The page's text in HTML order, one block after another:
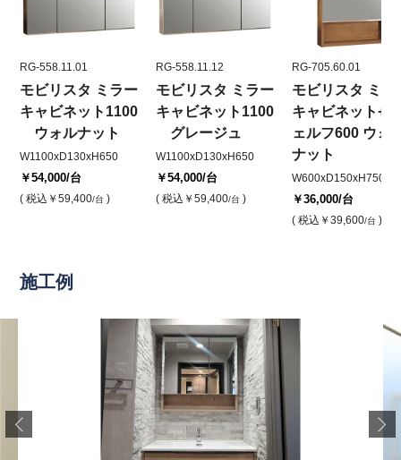
RG-558.11.01
モビリスタ ミラー
キャビネット1100
ウォルナット
W1100xD130xH650
￥54,000/台
( 税込 ￥59,400/台 )
RG-558.11.12
モビリスタ ミラー
キャビネット1100
グレージュ
W1100xD130xH650
￥54,000/台
( 税込 ￥59,400/台 )
RG-705.60.01
モビリスタ ミラ
キャビネット+シ
ェルフ600 ウォ
ナット
W600xD150xH750
￥36,000/台
( 税込 ￥39,600/台 )
施工例